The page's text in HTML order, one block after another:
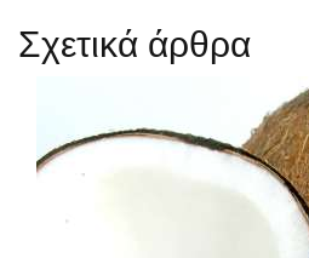
Σχετικά άρθρα